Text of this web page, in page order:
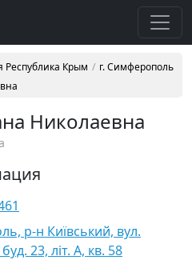
Республика Крым
г. Симферополь
Николаевна
р-н Київський, вул.
23, літ. А, кв. 58